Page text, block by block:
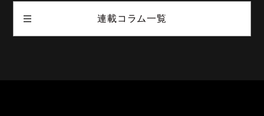
連載コラム一覧